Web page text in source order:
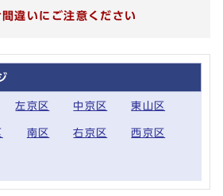
違いにご注意ください
左京区 中京区 東山区
南区 右京区 西京区